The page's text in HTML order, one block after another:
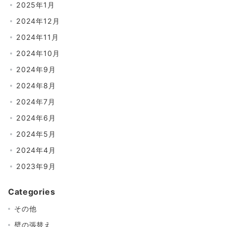
2025年1月
2024年12月
2024年11月
2024年10月
2024年9月
2024年8月
2024年7月
2024年6月
2024年5月
2024年4月
2023年9月
Categories
その他
壁の張替え